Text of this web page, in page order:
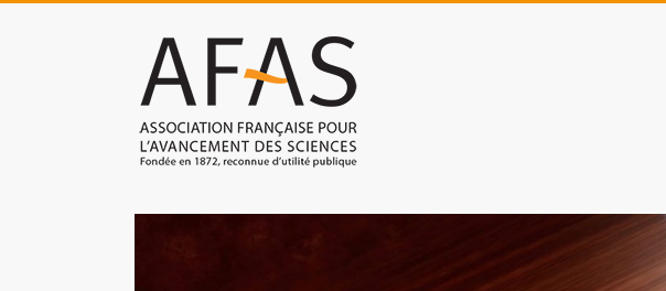
Association
française
pour
des